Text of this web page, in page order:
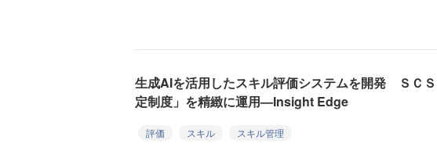
生成AIを活用したスキル評価システムを開発 ＳＣ
定制度」を精緻に運用—Insight Edge
評価 スキル
スキル管理